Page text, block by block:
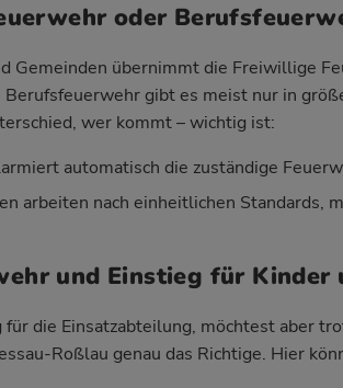
oder
Gemeinden übernimmt die Freiwillige
Berufsfeuerwehr gibt es meist nur in
wer kommt – wichtig ist:
automatisch die zuständige
arbeiten nach einheitlichen Standards,
und Einstieg für Kinder
für die Einsatzabteilung, möchtest aber
Roßlau genau das Richtige. Hier